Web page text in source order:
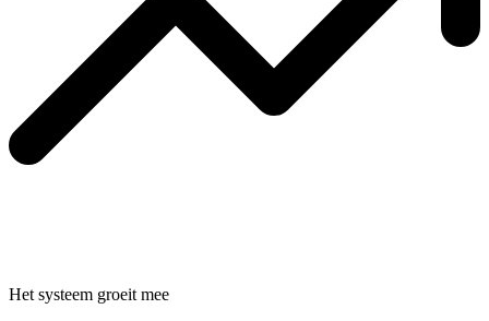
Het systeem groeit mee